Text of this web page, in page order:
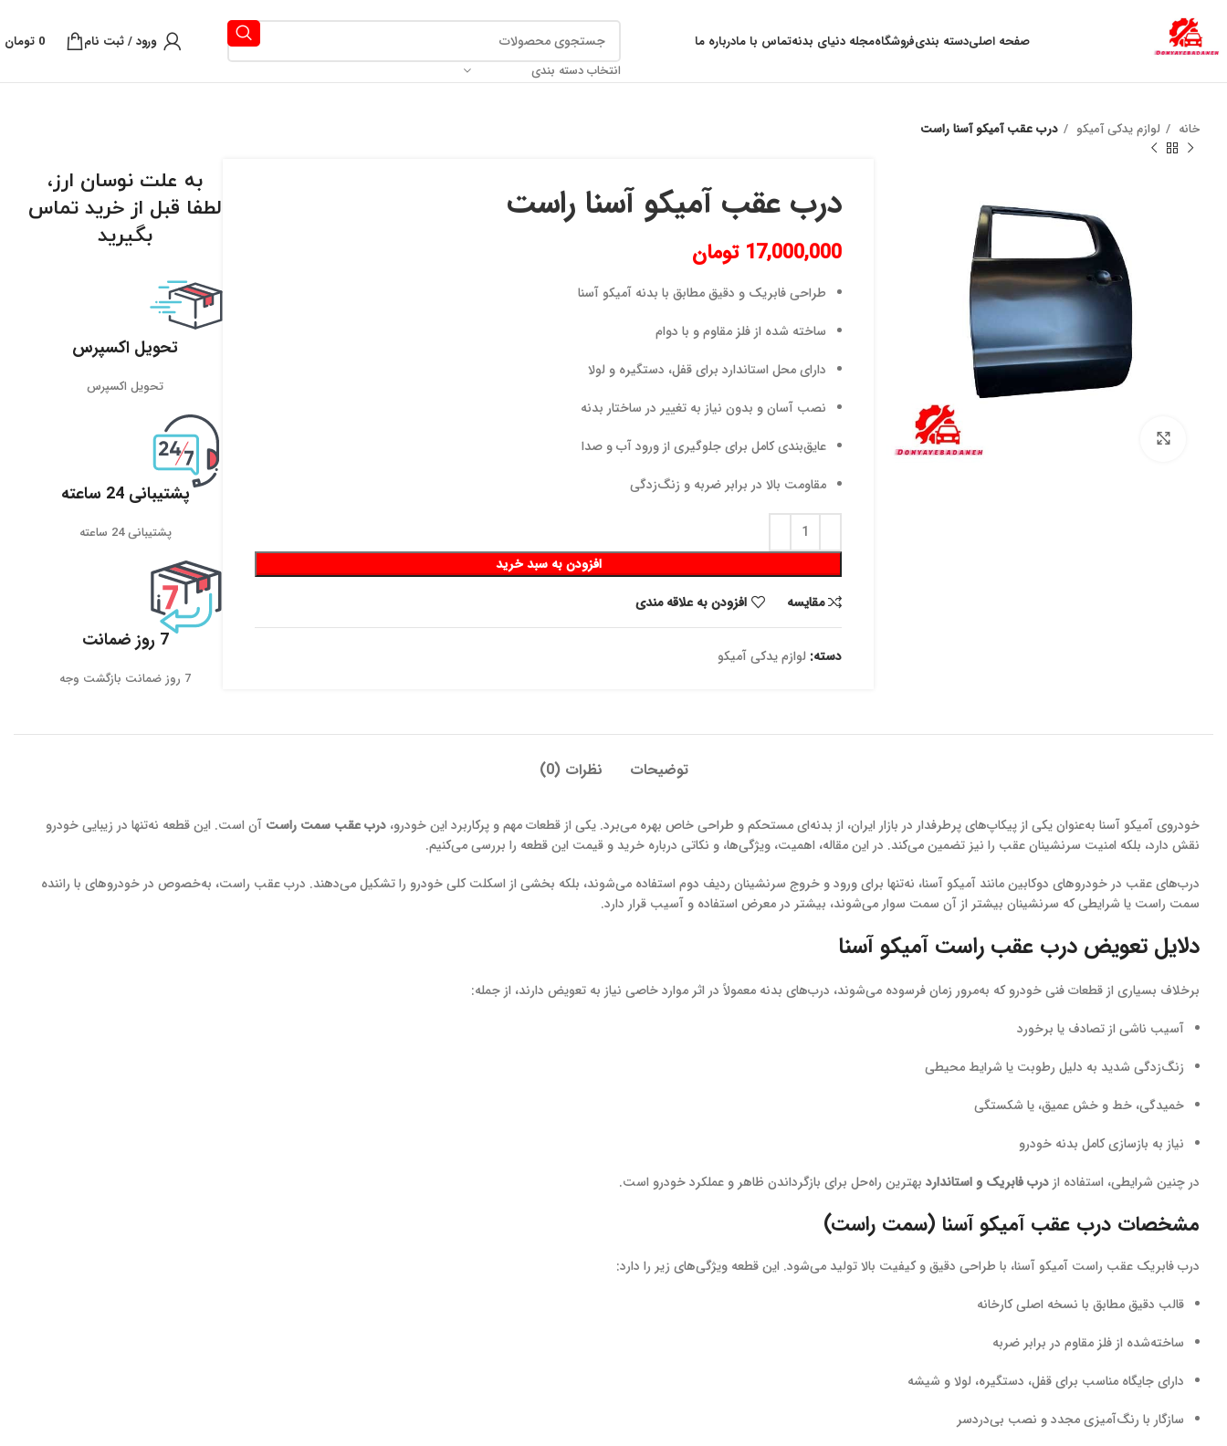
صفحه اصلیدسته بندیفروشگاهمجله دنیای بدنهتماس با مادرباره ما
انتخاب دسته بندی
ورود / ثبت نام 0 تومان
خانه لوازم یدکی آمیکو درب عقب آمیکو آسنا راست
درب عقب آمیکو آسنا راست
17,000,000 تومان
طراحی فابریک و دقیق مطابق با بدنه آمیکو آسنا
ساخته شده از فلز مقاوم و با دوام
دارای محل استاندارد برای قفل، دستگیره و لولا
نصب آسان و بدون نیاز به تغییر در ساختار بدنه
عایق‌بندی کامل برای جلوگیری از ورود آب و صدا
مقاومت بالا در برابر ضربه و زنگ‌زدگی
افزودن به سبد خرید
مقايسه
افزودن به علاقه مندی
دسته: لوازم یدکی آمیکو
به علت نوسان ارز،
لطفا قبل از خرید تماس
بگیرید
تحویل اکسپرس
تحویل اکسپرس
پشتیبانی 24 ساعته
پشتیبانی 24 ساعته
7 روز ضمانت
7 روز ضمانت بازگشت وجه
توضیحات نظرات (0)
خودروی آمیکو آسنا به‌عنوان یکی از پیکاپ‌های پرطرفدار در بازار ایران، از بدنه‌ای مستحکم و طراحی خاص بهره می‌برد. یکی از قطعات مهم و پرکاربرد این خودرو، درب عقب سمت راست آن است. این قطعه نه‌تنها در زیبایی خودرو
نقش دارد، بلکه امنیت سرنشینان عقب را نیز تضمین می‌کند. در این مقاله، اهمیت، ویژگی‌ها، و نکاتی درباره خرید و قیمت این قطعه را بررسی می‌کنیم.
درب‌های عقب در خودروهای دوکابین مانند آمیکو آسنا، نه‌تنها برای ورود و خروج سرنشینان ردیف دوم استفاده می‌شوند، بلکه بخشی از اسکلت کلی خودرو را تشکیل می‌دهند. درب عقب راست، به‌خصوص در خودروهای با راننده
سمت راست یا شرایطی که سرنشینان بیشتر از آن سمت سوار می‌شوند، بیشتر در معرض استفاده و آسیب قرار دارد.
دلایل تعویض درب عقب راست آمیکو آسنا
برخلاف بسیاری از قطعات فنی خودرو که به‌مرور زمان فرسوده می‌شوند، درب‌های بدنه معمولاً در اثر موارد خاصی نیاز به تعویض دارند، از جمله:
آسیب ناشی از تصادف یا برخورد
زنگ‌زدگی شدید به دلیل رطوبت یا شرایط محیطی
خمیدگی، خط و خش عمیق، یا شکستگی
نیاز به بازسازی کامل بدنه خودرو
در چنین شرایطی، استفاده از درب فابریک و استاندارد بهترین راه‌حل برای بازگرداندن ظاهر و عملکرد خودرو است.
مشخصات درب عقب آمیکو آسنا (سمت راست)
درب فابریک عقب راست آمیکو آسنا، با طراحی دقیق و کیفیت بالا تولید می‌شود. این قطعه ویژگی‌های زیر را دارد:
قالب دقیق مطابق با نسخه اصلی کارخانه
ساخته‌شده از فلز مقاوم در برابر ضربه
دارای جایگاه مناسب برای قفل، دستگیره، لولا و شیشه
سازگار با رنگ‌آمیزی مجدد و نصب بی‌دردسر
به علت نوسان ارز ، لطفا قبل از خرید تماس بگیرید.